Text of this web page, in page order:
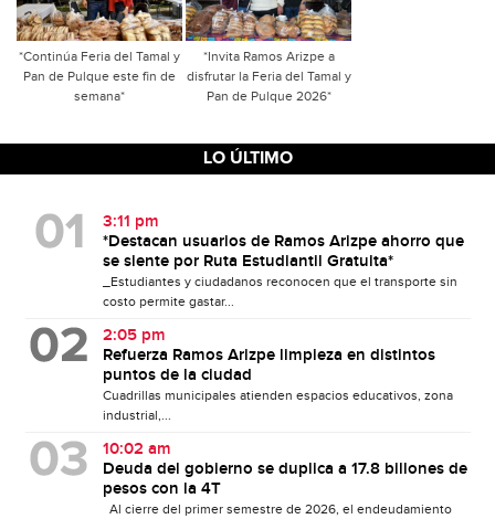
*Continúa Feria del Tamal y
Pan de Pulque este fin de
semana*
*Invita Ramos Arizpe a
disfrutar la Feria del Tamal y
Pan de Pulque 2026*
LO ÚLTIMO
3:11 pm
*Destacan usuarios de Ramos Arizpe ahorro que
se siente por Ruta Estudiantil Gratuita*
_Estudiantes y ciudadanos reconocen que el transporte sin
costo permite gastar...
2:05 pm
Refuerza Ramos Arizpe limpieza en distintos
puntos de la ciudad
Cuadrillas municipales atienden espacios educativos, zona
industrial,...
10:02 am
Deuda del gobierno se duplica a 17.8 billones de
pesos con la 4T
Al cierre del primer semestre de 2026, el endeudamiento